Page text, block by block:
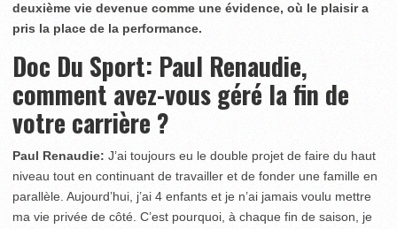
deuxième vie devenue comme une évidence, où le plaisir a
pris la place de la performance.
Doc Du Sport: Paul Renaudie,
comment avez-vous géré la fin de
votre carrière ?
Paul Renaudie: J’ai toujours eu le double projet de faire du haut
niveau tout en continuant de travailler et de fonder une famille en
parallèle. Aujourd’hui, j’ai 4 enfants et je n’ai jamais voulu mettre
ma vie privée de côté. C’est pourquoi, à chaque fin de saison, je